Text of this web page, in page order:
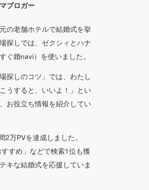
ブロガー
の老舗ホテルで結婚式を挙
探しでは、ゼクシィとハナ
ぐ婚navi）を使いました。
探しのコツ」では、わたし
うすると、いいよ！」とい
お役立ち情報を紹介してい
2万PVを達成しました。
すすめ」などで検索1位も獲
キな結婚式を応援していま